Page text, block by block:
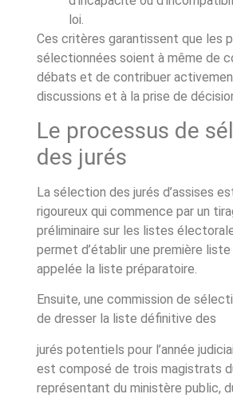
loi.
Ces critères garantissent que les
sélectionnées soient à même de
débats et de contribuer
discussions et à la prise de
Le processus de
des jurés
La sélection des jurés d’assises
rigoureux qui commence par un
préliminaire sur les listes
permet d’établir une première
appelée la liste préparatoire.
Ensuite, une commission de
de dresser la liste définitive des
jurés potentiels pour l’année
est composé de trois magistrats
représentant du ministère public,